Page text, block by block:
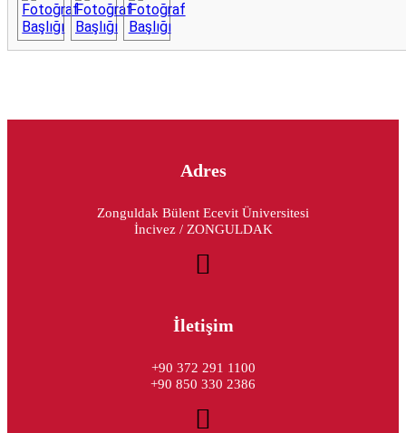
Adres
Zonguldak Bülent Ecevit Üniversitesi
İncivez / ZONGULDAK
İletişim
+90 372 291 1100
+90 850 330 2386